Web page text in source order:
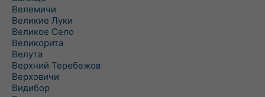
Велемичи
Великие Луки
Великое Село
Великорита
Велута
Верхний Теребежов
Верховичи
Видибор